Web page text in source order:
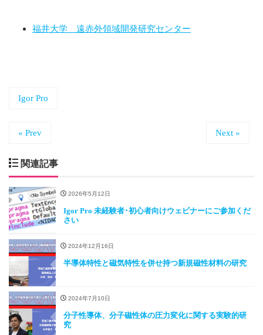
福井大学 遠赤外領域開発研究センター
Igor Pro
« Prev Next »
関連記事
2026年5月12日
Igor Pro 未経験者･初心者向けウェビナーにご参加くだ
さい
2024年12月16日
半導体特性と磁気特性を併せ持つ新規磁性材料の研究
2024年7月10日
分子性導体、分子磁性体の圧力変化に関する実験的研
究